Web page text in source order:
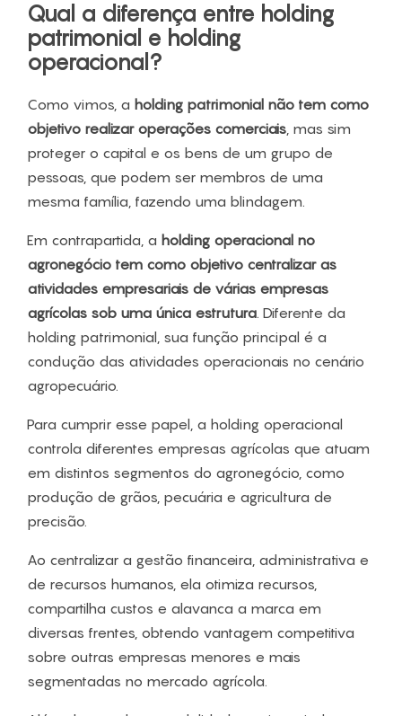
Qual a diferença entre holding
patrimonial e holding
operacional?
Como vimos, a holding patrimonial não tem como
objetivo realizar operações comerciais, mas sim
proteger o capital e os bens de um grupo de
pessoas, que podem ser membros de uma
mesma família, fazendo uma blindagem.
Em contrapartida, a holding operacional no
agronegócio tem como objetivo centralizar as
atividades empresariais de várias empresas
agrícolas sob uma única estrutura. Diferente da
holding patrimonial, sua função principal é a
condução das atividades operacionais no cenário
agropecuário.
Para cumprir esse papel, a holding operacional
controla diferentes empresas agrícolas que atuam
em distintos segmentos do agronegócio, como
produção de grãos, pecuária e agricultura de
precisão.
Ao centralizar a gestão financeira, administrativa e
de recursos humanos, ela otimiza recursos,
compartilha custos e alavanca a marca em
diversas frentes, obtendo vantagem competitiva
sobre outras empresas menores e mais
segmentadas no mercado agrícola.